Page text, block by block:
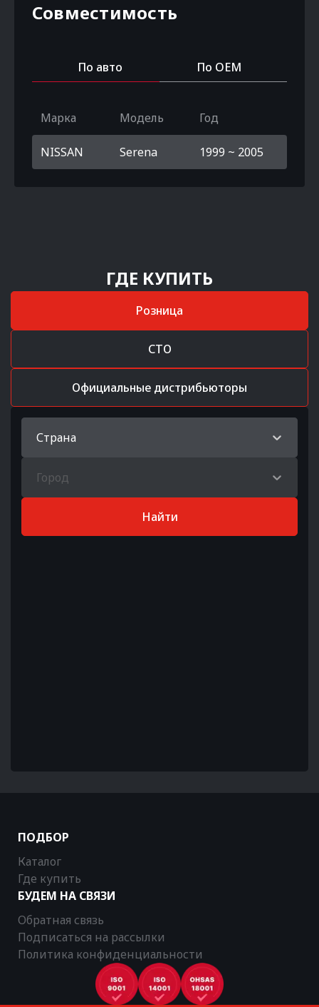
Совместимость
По авто По OEM
Марка Модель Год
NISSAN Serena 1999 ~ 2005
ГДЕ КУПИТЬ
Розница
СТО
Официальные дистрибьюторы
Страна
Город
Найти
ПОДБОР
Каталог
Где купить
БУДЕМ НА СВЯЗИ
Обратная связь
Подписаться на рассылки
Политика конфиденциальности